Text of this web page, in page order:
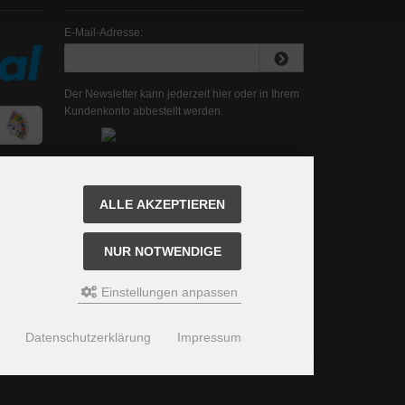
E-Mail-Adresse:
Der Newsletter kann jederzeit hier oder in Ihrem
Kundenkonto abbestellt werden.
ALLE AKZEPTIEREN
NUR NOTWENDIGE
Einstellungen anpassen
Datenschutzerklärung Impressum